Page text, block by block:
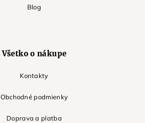
Blog
Všetko o nákupe
Kontakty
Obchodné podmienky
Doprava a platba